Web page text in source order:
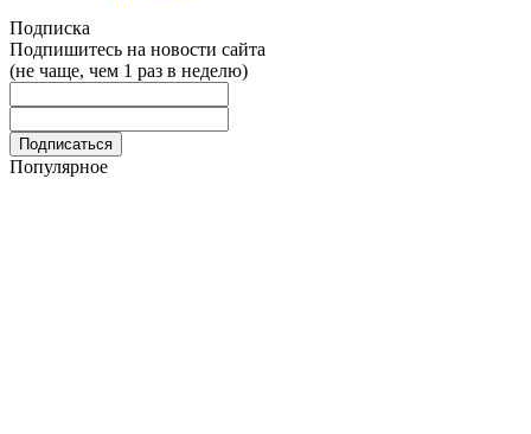
Подписка
Подпишитесь на новости сайта
(не чаще, чем 1 раз в неделю)
Популярное